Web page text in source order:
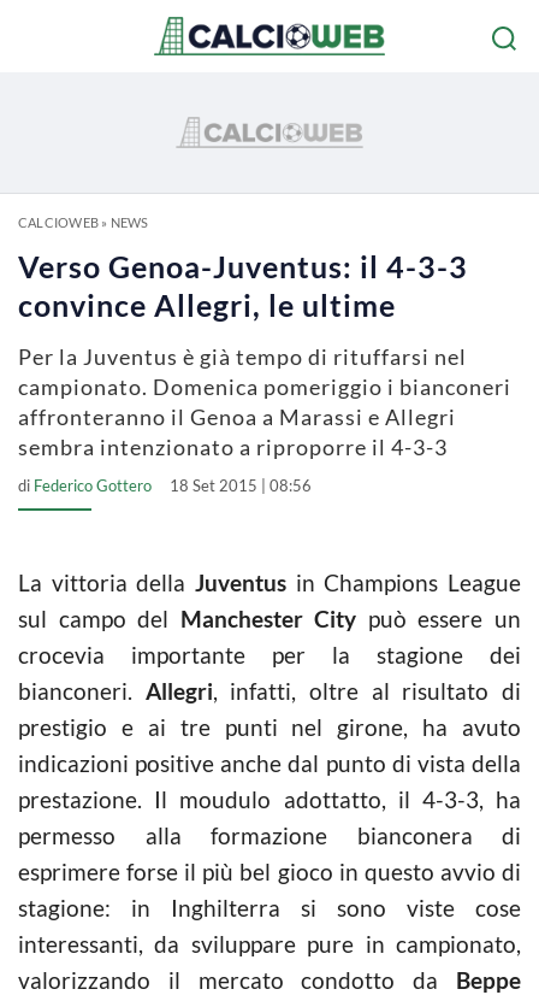
CALCIOWEB» NEWS
Verso Genoa-Juventus: il 4-3-3
convince Allegri, le ultime
Per la Juventus è già tempo di rituffarsi nel
campionato. Domenica pomeriggio i bianconeri
affronteranno il Genoa a Marassi e Allegri
sembra intenzionato a riproporre il 4-3-3
di Federico Gottero 18 Set 2015 | 08:56
La vittoria della Juventus in Champions League
sul campo del Manchester City può essere un
crocevia importante per la stagione dei
bianconeri. Allegri, infatti, oltre al risultato di
prestigio e ai tre punti nel girone, ha avuto
indicazioni positive anche dal punto di vista della
prestazione. Il moudulo adottatto, il 4-3-3, ha
permesso alla formazione bianconera di
esprimere forse il più bel gioco in questo avvio di
stagione: in Inghilterra si sono viste cose
interessanti, da sviluppare pure in campionato,
valorizzando il mercato condotto da Beppe